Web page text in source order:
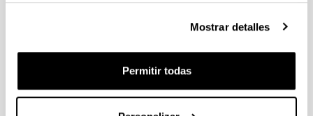
Mostrar detalles
Permitir todas
Ciencia de los Datos Aplicada a la Economía e
Emergentes.